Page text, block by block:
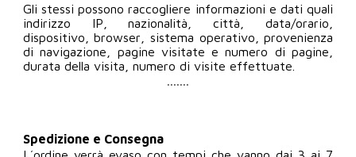
Gli stessi possono raccogliere informazioni e dati quali
indirizzo IP, nazionalità, città, data/orario,
dispositivo, browser, sistema operativo, provenienza
di navigazione, pagine visitate e numero di pagine,
durata della visita, numero di visite effettuate.
*******
Spedizione e Consegna